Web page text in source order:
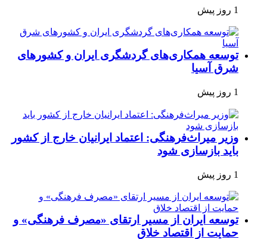
1 روز پیش
توسعه همکاری‌های گردشگری ایران و کشورهای
شرق آسیا
1 روز پیش
وزیر میراث‌فرهنگی: اعتماد ایرانیان خارج از کشور
باید بازسازی شود
1 روز پیش
توسعه ایران از مسیر ارتقای «مصرف فرهنگی» و
حمایت از اقتصاد خلاق